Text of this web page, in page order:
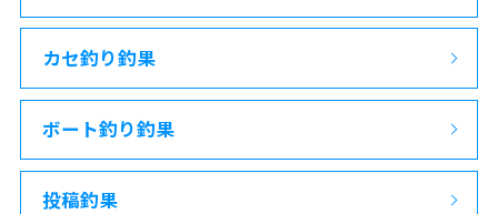
カセ釣り釣果
ボート釣り釣果
投稿釣果